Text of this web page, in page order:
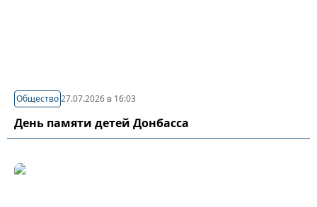
Общество27.07.2026 в 16:03
День памяти детей Донбасса